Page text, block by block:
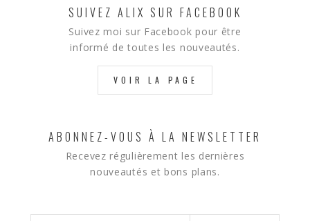
SUIVEZ ALIX SUR FACEBOOK
Suivez moi sur Facebook pour être
informé de toutes les nouveautés.
VOIR LA PAGE
ABONNEZ-VOUS À LA NEWSLETTER
Recevez régulièrement les dernières
nouveautés et bons plans.